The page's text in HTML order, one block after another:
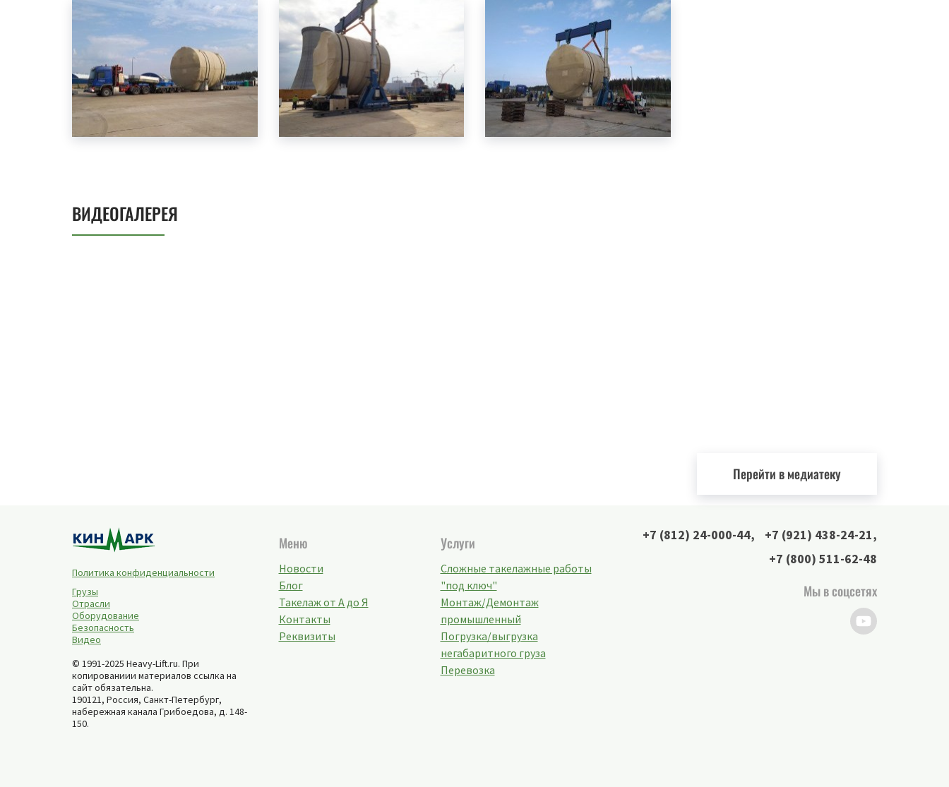
ВИДЕОГАЛЕРЕЯ
Перейти в медиатеку
Политика конфиденциальности
Грузы
Отрасли
Оборудование
Безопасность
Видео
© 1991-2025 Heavy-Lift.ru. При
копированиии материалов ссылка на
сайт обязательна.
190121, Россия, Санкт-Петербург,
набережная канала Грибоедова, д. 148-
150.
Меню
Новости
Блог
Такелаж от А до Я
Контакты
Реквизиты
Услуги
Сложные такелажные работы
"под ключ"
Монтаж/Демонтаж
промышленный
Погрузка/выгрузка
негабаритного груза
Перевозка
+7 (812) 24-000-44, +7 (921) 438-24-21,
+7 (800) 511-62-48
Мы в соцсетях